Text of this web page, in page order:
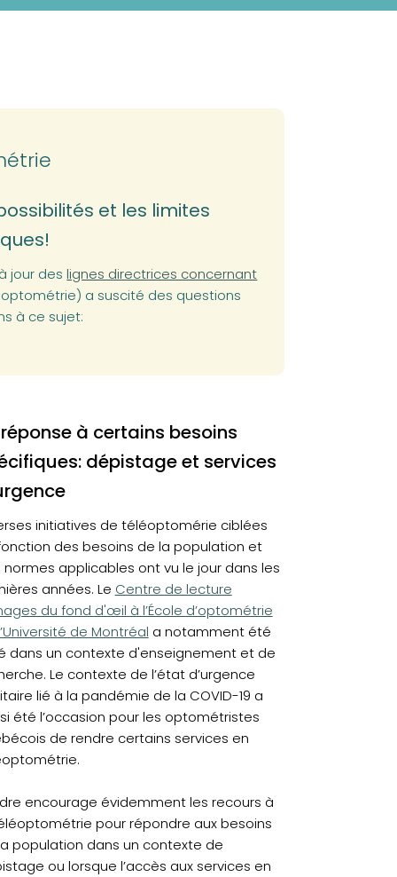
et les limites
jour deslignes directrices concernant
a suscité des questions
à ce sujet:
à certains besoins
dépistage et services
initiatives de téléoptomérie ciblées
des besoins de la population et
normes applicables ont vu le jour dans les
années. Le (opens in a new tab)
Centre de lecture
du fond d'œil à l’École d’optométrie
de Montréal a notamment été
dans un contexte d'enseignement et de
Le contexte de l’état d’urgence
lié à la pandémie de la COVID-19 a
été l’occasion pour les optométristes
de rendre certains services en
encourage évidemment les recours à
pour répondre aux besoins
population dans un contexte de
ou lorsque l’accès aux services en